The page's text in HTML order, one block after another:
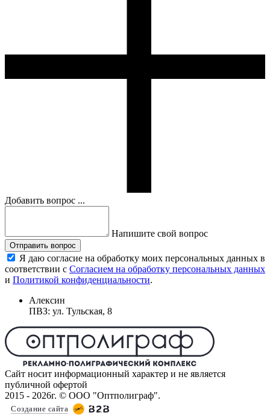
Добавить вопрос ...
Напишите свой вопрос
Отправить вопрос
Я даю согласие на обработку моих персональных данных в
соответствии с Согласием на обработку персональных данных
и Политикой конфиденциальности.
Алексин
ПВЗ: ул. Тульская, 8
Сайт носит информационный характер и не является
публичной офертой
2015 - 2026г. © ООО "Оптполиграф".
Создание сайта